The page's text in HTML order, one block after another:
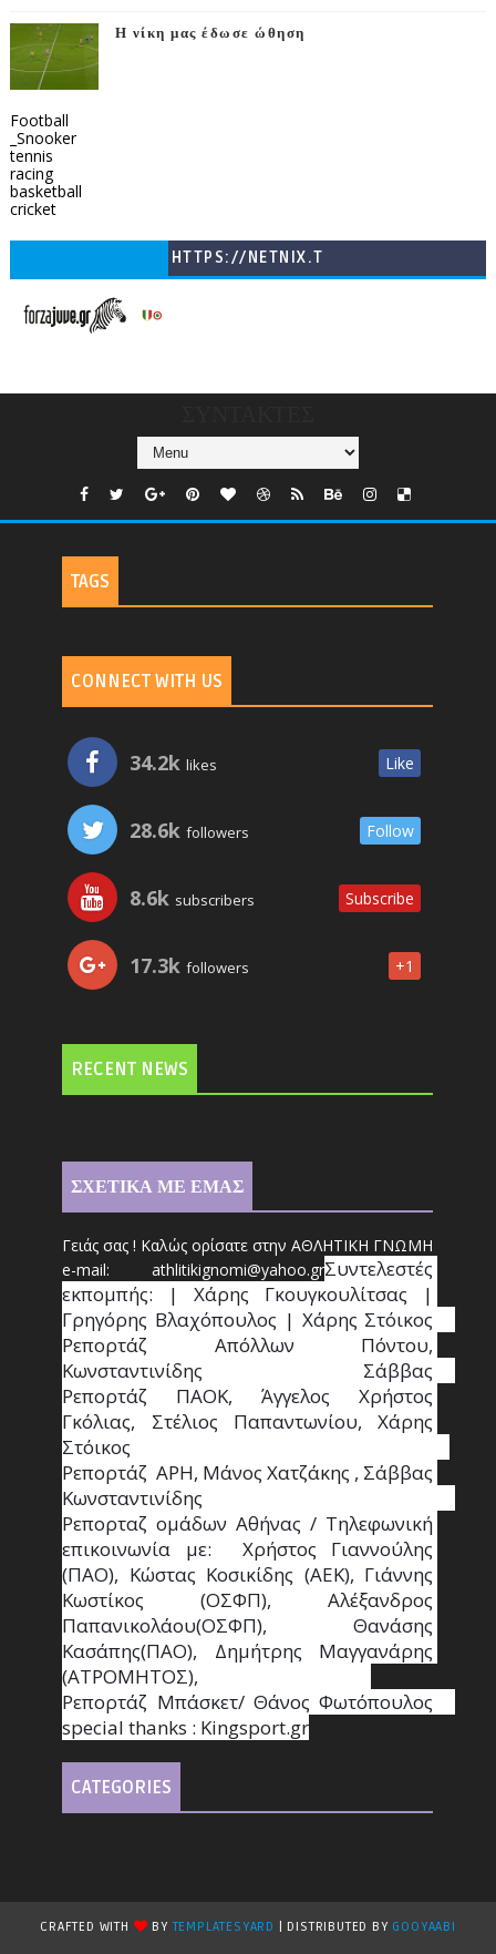
Η νίκη μας έδωσε ώθηση
Football
_Snooker
tennis
racing
basketball
cricket
HTTPS://NETNIX.T
TAGS
CONNECT WITH US
34.2k likes Like
28.6k followers Follow
8.6k subscribers Subscribe
17.3k followers +1
RECENT NEWS
ΣΧΕΤΙΚΑ ΜΕ ΕΜΑΣ
Γειάς σας ! Καλώς ορίσατε στην ΑΘΛΗΤΙΚΗ ΓΝΩΜΗ
e-mail: athlitikignomi@yahoo.grΣυντελεστές
εκπομπής: | Χάρης Γκουγκουλίτσας |
Γρηγόρης Βλαχόπουλος | Χάρης Στόικος
Ρεπορτάζ Απόλλων Πόντου,
Κωνσταντινίδης   Σάββας
Ρεπορτάζ ΠΑΟΚ, Άγγελος Χρήστος
Γκόλιας, Στέλιος Παπαντωνίου, Χάρης
Στόικος
Ρεπορτάζ  ΑΡΗ, Μάνος Χατζάκης , Σάββας
Κωνσταντινίδης
Ρεπορταζ ομάδων Αθήνας / Τηλεφωνική
επικοινωνία με:  Χρήστος Γιαννούλης
(ΠΑΟ), Κώστας Κοσικίδης (ΑΕΚ), Γιάννης
Κωστίκος (ΟΣΦΠ), Αλέξανδρος
Παπανικολάου(ΟΣΦΠ), Θανάσης
Κασάπης(ΠΑΟ), Δημήτρης Μαγγανάρης
(ΑΤΡΟΜΗΤΟΣ),
Ρεπορτάζ Μπάσκετ/ Θάνος Φωτόπουλος
special thanks : Κingsport.gr
CATEGORIES
CRAFTED WITH BYTEMPLATESYARD | DISTRIBUTED BY GOOYAABI